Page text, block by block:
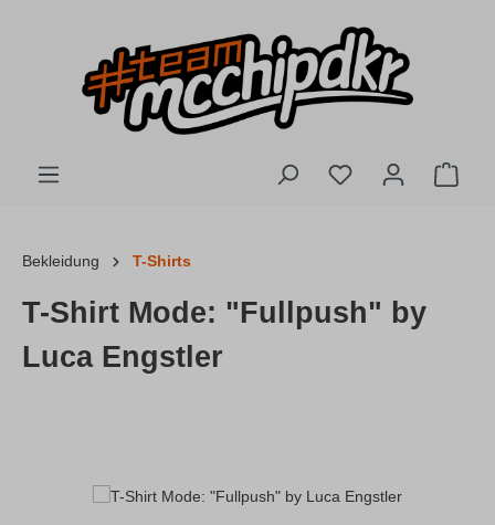
Du hast 0
Bekleidung T-Shirts
T-Shirt Mode: "Fullpush" by
Luca Engstler
Bildergalerie überspringen